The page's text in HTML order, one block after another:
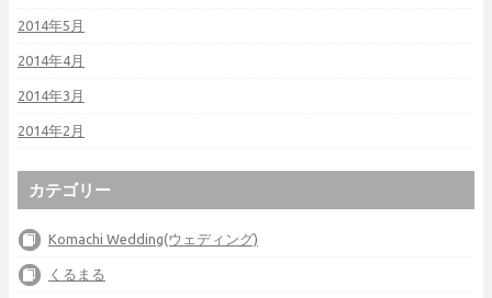
2014年5月
2014年4月
2014年3月
2014年2月
カテゴリー
Komachi Wedding(ウェディング)
くるまる